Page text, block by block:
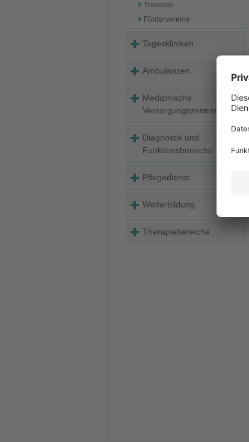
Therapie
Fördervereine
Tageskliniken
Ambulanzen
Medizinische
Versorgungszentren
Diagnostik und
Funktionsbereiche
Pflegedienst
Weiterbildung
Therapiebereiche